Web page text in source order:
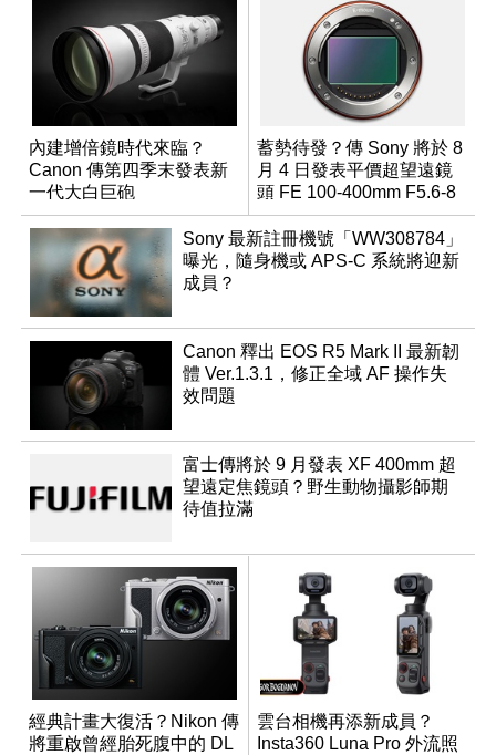
內建增倍鏡時代來臨？
Canon 傳第四季末發表新
一代大白巨砲
蓄勢待發？傳 Sony 將於 8
月 4 日發表平價超望遠鏡
頭 FE 100-400mm F5.6-8
Sony 最新註冊機號「WW308784」
曝光，隨身機或 APS-C 系統將迎新
成員？
Canon 釋出 EOS R5 Mark II 最新韌
體 Ver.1.3.1，修正全域 AF 操作失
效問題
富士傳將於 9 月發表 XF 400mm 超
望遠定焦鏡頭？野生動物攝影師期
待值拉滿
經典計畫大復活？Nikon 傳
將重啟曾經胎死腹中的 DL
雲台相機再添新成員？
Insta360 Luna Pro 外流照